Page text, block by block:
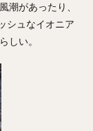
潮があったり、
シュなイオニア
しい。